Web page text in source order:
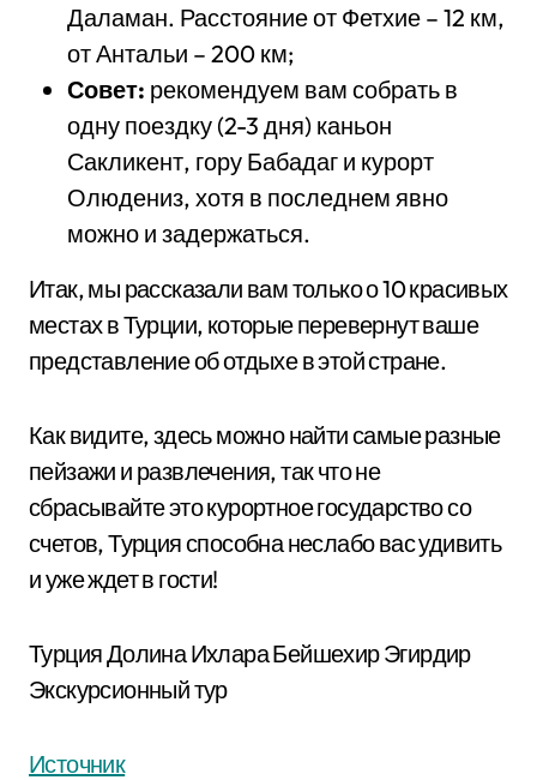
Даламан. Расстояние от Фетхие – 12 км,
от Антальи – 200 км;
Совет: рекомендуем вам собрать в
одну поездку (2-3 дня) каньон
Сакликент, гору Бабадаг и курорт
Олюдениз, хотя в последнем явно
можно и задержаться.
Итак, мы рассказали вам только о 10 красивых
местах в Турции, которые перевернут ваше
представление об отдыхе в этой стране.
Как видите, здесь можно найти самые разные
пейзажи и развлечения, так что не
сбрасывайте это курортное государство со
счетов, Турция способна неслабо вас удивить
и уже ждет в гости!
Турция Долина Ихлара Бейшехир Эгирдир
Экскурсионный тур
Источник